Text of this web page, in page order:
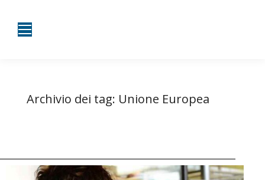
Archivio dei tag: Unione Europea